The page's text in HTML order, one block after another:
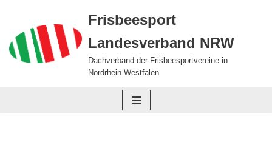
Zum
Inhalt
springen
Frisbeesport
Landesverband NRW
Dachverband der Frisbeesportvereine in
Nordrhein-Westfalen